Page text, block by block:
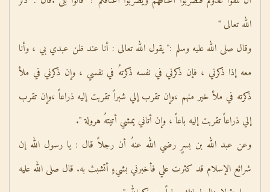
الله تعالى "
وقال صلى الله عليه وسلم :" يقول الله تعالى : أنا عند ظن عبدي بي ، وأنا
معه إذا ذكرني ، فإن ذكرني في نفسه ذكرتهُ في نفسي ، وإن ذكرني في ملأ
ذكرته في ملأ خير منهم ،وإن تقرب إلي شبراً تقربت إليه ذراعاً ،وإن تقرب
إلي ذراعاً تقربت إليه باعاً ، وإن أتاني يمشي أتيتهُ هرولة ".
وعن عبد الله بن بسرٍ رضي الله عنهُ أن رجلاً قال : يا رسول الله إن
شرائع الإسلام قد كثرت علي فأخبرني بشيءٍ أتشبث به. قال صلى الله عليه